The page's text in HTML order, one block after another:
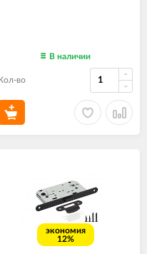
В наличии
Кол-во
экономия
12%